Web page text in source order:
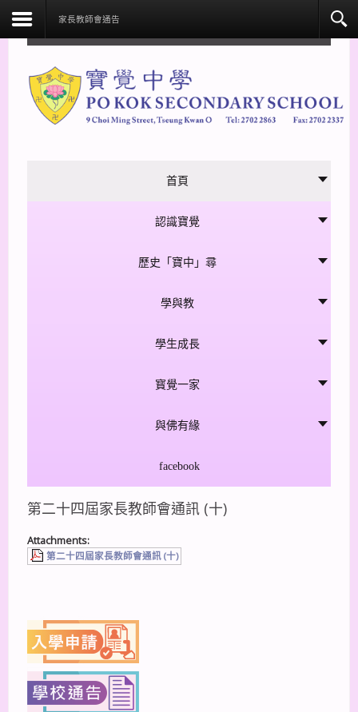
家長教師會通告
首頁
認識寶覺
歷史「寶中」尋
學與教
學生成長
寳覺一家
與佛有緣
facebook
第二十四屆家長教師會通訊 (十)
Attachments:
第二十四屆家長教師會通訊 (十)